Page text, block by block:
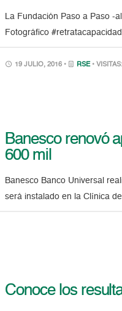
La Fundación Paso a Paso -
Fotográfico
19 JULIO, 2016 • RSE •
Banesco renovó
600 mil
Banesco Banco Universal
será instalado en la Clínica
Conoce los